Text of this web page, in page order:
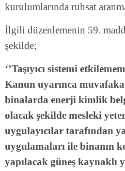
kurulumlarında ruhsat
İlgili düzenlemenin 59.
şekilde;
‘’Taşıyıcı sistemi
Kanun uyarınca
binalarda enerji kimlik
olacak şekilde mesleki
uygulayıcılar tarafından
uygulamaları ile binanın
yapılacak güneş kaynaklı